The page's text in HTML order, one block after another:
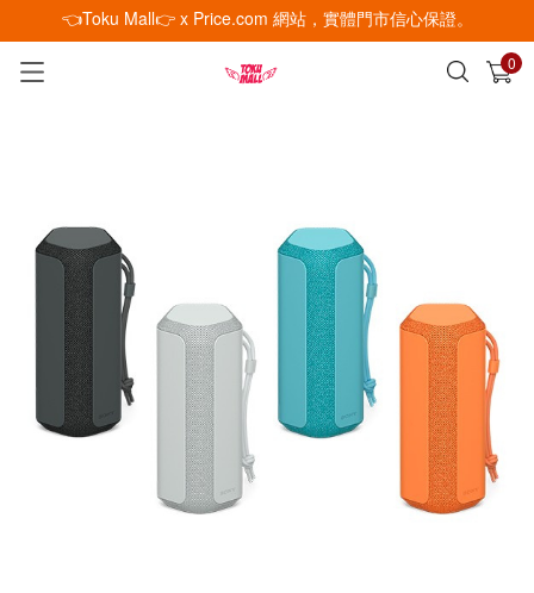
👈Toku Mall👉 x Price.com 網站，實體門市信心保證。
0
已加入購物車 查看